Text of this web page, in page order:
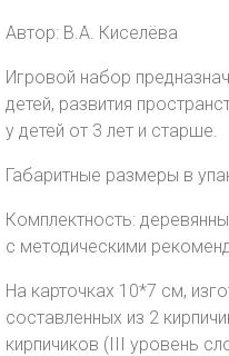
Автор: В.А. Киселёва
Игровой набор
детей, развития
у детей от 3 лет и старше.
Габаритные размеры в
Комплектность:
с методическими
На карточках 10*7 см,
составленных из 2
кирпичиков (III уровень